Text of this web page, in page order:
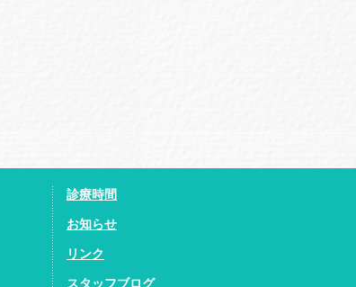
診療時間
お知らせ
リンク
スタッフブログ